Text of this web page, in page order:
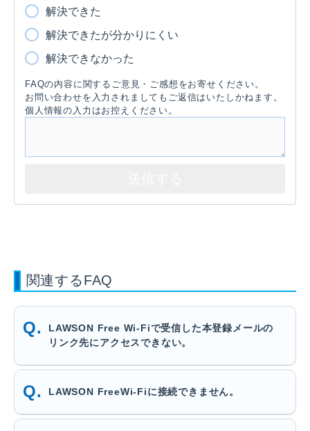
解決できた
解決できたが分かりにくい
解決できなかった
FAQの内容に関するご意見・ご感想をお寄せください。
お問い合わせを入力されましてもご返信はいたしかねます。
個人情報の入力はお控えください。
関連するFAQ
LAWSON Free Wi-Fiで受信した本登録メールの
リンク先にアクセスできない。
LAWSON FreeWi-Fiに接続できません。